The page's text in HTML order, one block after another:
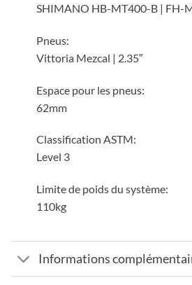
SHIMANO HB-MT400-B | FH-
Pneus:
Vittoria Mezcal | 2.35″
Espace pour les pneus:
62mm
Classification ASTM:
Level 3
Limite de poids du système:
110kg
Informations